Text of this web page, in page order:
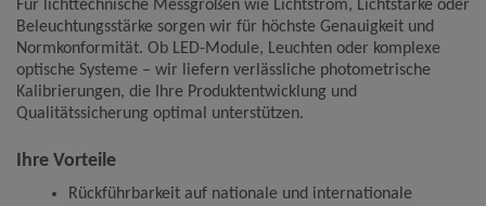
Für lichttechnische Messgrößen wie Lichtstrom, Lichtstärke oder
Beleuchtungsstärke sorgen wir für höchste Genauigkeit und
Normkonformität. Ob LED-Module, Leuchten oder komplexe
optische Systeme – wir liefern verlässliche photometrische
Kalibrierungen, die Ihre Produktentwicklung und
Qualitätssicherung optimal unterstützen.
Ihre Vorteile
Rückführbarkeit auf nationale und internationale